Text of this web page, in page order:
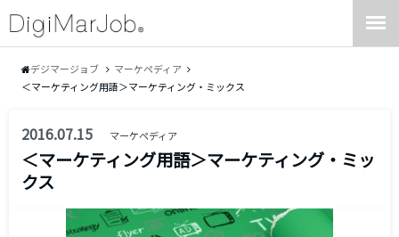
デジマージョブ
マーケペディア
＜マーケティング用語＞マーケティング・ミックス
2016.07.15 マーケペディア
＜マーケティング用語＞マーケティング・ミッ
クス